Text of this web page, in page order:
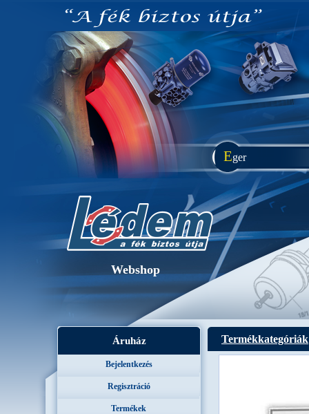
Eger
Webshop
Áruház
Bejelentkezés
Regisztráció
Termékek
Termékkategóriák